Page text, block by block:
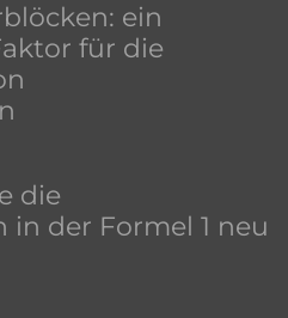
ein
für die
die
in der Formel 1 neu